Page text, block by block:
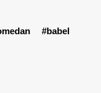
#babel